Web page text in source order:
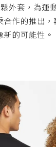
外套，為運
合作的推出
的可能性。